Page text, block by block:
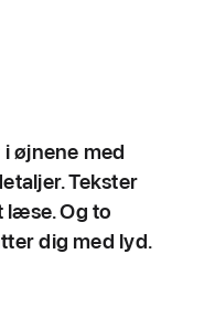
øjnene med
Tekster
læse. Og to
dig med lyd.